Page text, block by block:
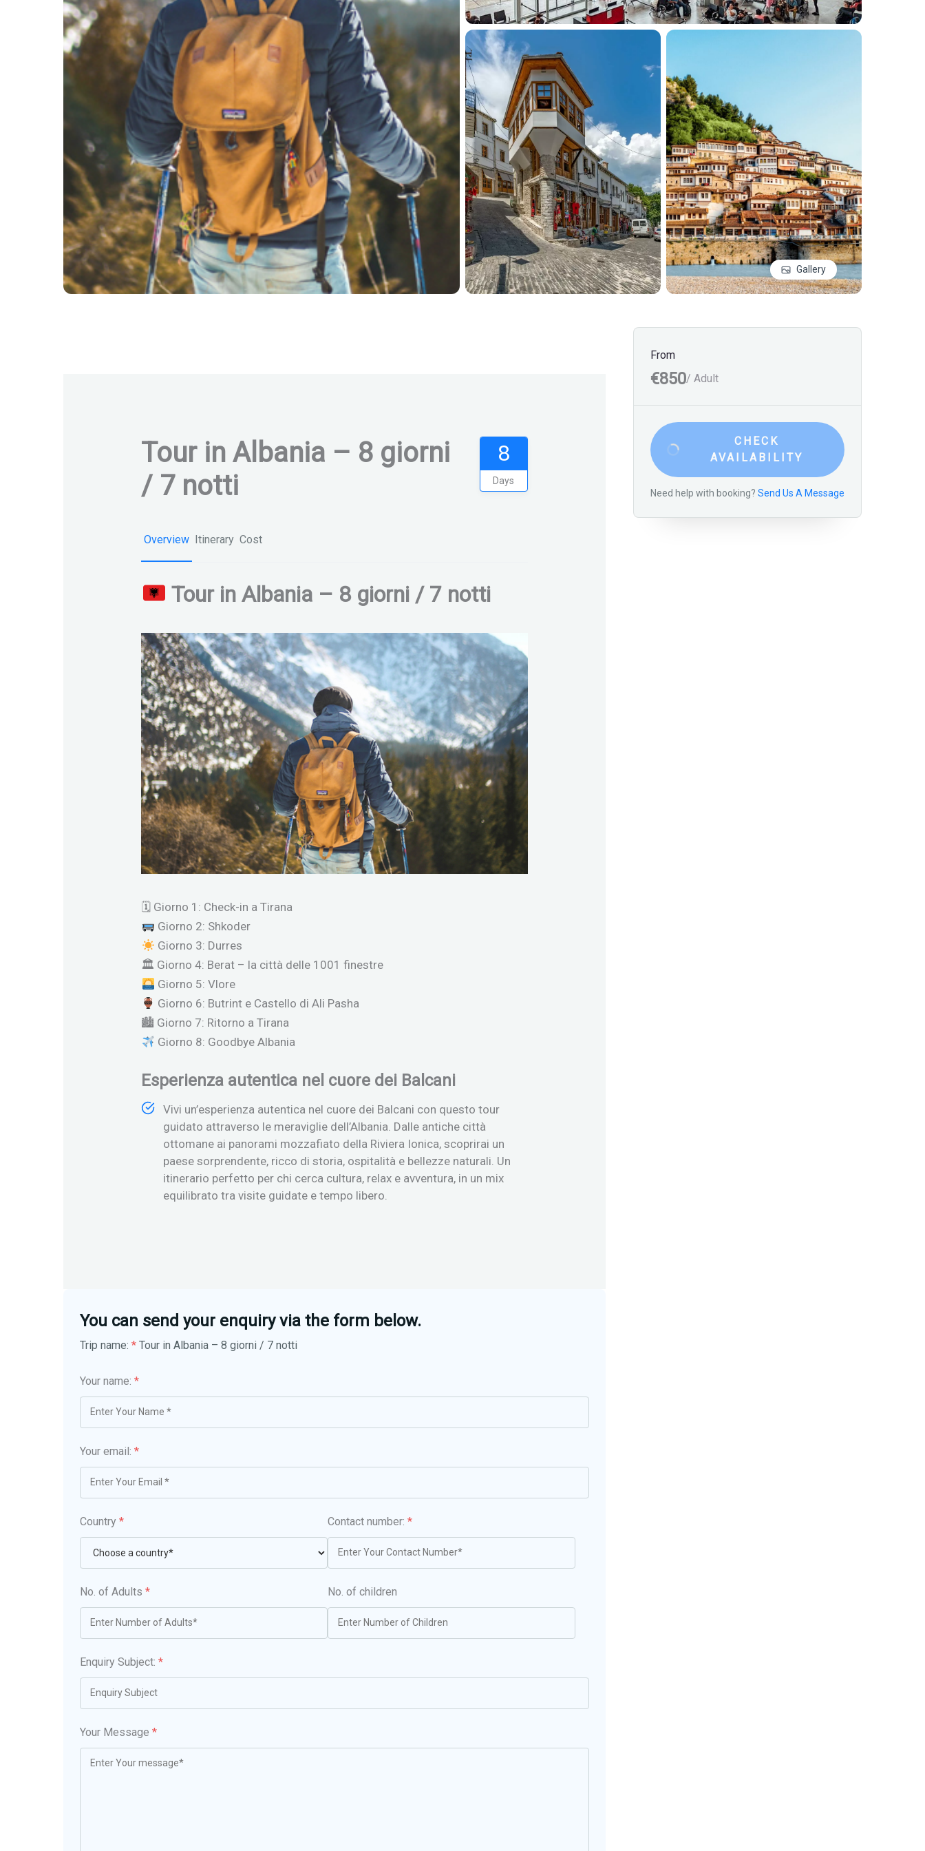
Gallery
Tour in Albania – 8 giorni
/ 7 notti
8
Days
Overview Itinerary Cost
Tour in Albania – 8 giorni / 7 notti
🗓 Giorno 1: Check-in a Tirana
Giorno 2: Shkoder
Giorno 3: Durres
🏛 Giorno 4: Berat – la città delle 1001 finestre
Giorno 5: Vlore
Giorno 6: Butrint e Castello di Ali Pasha
🏙 Giorno 7: Ritorno a Tirana
Giorno 8: Goodbye Albania
Esperienza autentica nel cuore dei Balcani
Vivi un’esperienza autentica nel cuore dei Balcani con questo tour
guidato attraverso le meraviglie dell’Albania. Dalle antiche città
ottomane ai panorami mozzafiato della Riviera Ionica, scoprirai un
paese sorprendente, ricco di storia, ospitalità e bellezze naturali. Un
itinerario perfetto per chi cerca cultura, relax e avventura, in un mix
equilibrato tra visite guidate e tempo libero.
You can send your enquiry via the form below.
Trip name: * Tour in Albania – 8 giorni / 7 notti
Your name: *
Your email: *
Country * Contact number: *
No. of Adults * No. of children
Enquiry Subject: *
Your Message *
From
€850/ Adult
CHECK
AVAILABILITY
Need help with booking? Send Us A Message